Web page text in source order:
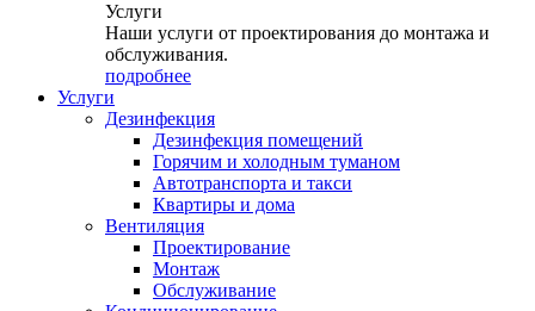
Услуги
Наши услуги от проектирования до монтажа и
обслуживания.
подробнее
Услуги
Дезинфекция
Дезинфекция помещений
Горячим и холодным туманом
Автотранспорта и такси
Квартиры и дома
Вентиляция
Проектирование
Монтаж
Обслуживание